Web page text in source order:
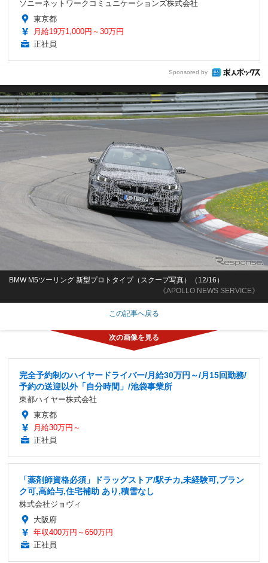
ソニーネットワークコミュニケーションズ株式会社
東京都
月給19万1,000円～30万円
正社員
Sponsored by
《APOLLO NEWS SERVICE》
BMW M5ツーリング 新型プロトタイプ（スクープ写真）（12/16）
この記事へ戻る
完全予約制のハイヤードライバー/月給30万円～/月15回勤務/
予約の送迎以外「自分時間」/池袋事業所
東都ハイヤー株式会社
東京都
月給30万円～
正社員
「薬剤師資格必須」ドラッグストア/駅チカ,未経験可,ブラン
ク可,高給与,住宅補助 あり,積雪なし
株式会社ジョヴィ
大阪府
年収400万円～650万円
正社員